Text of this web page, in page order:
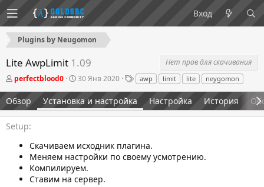
Вход
Plugins by Neugomon
Lite AwpLimit 1.09
Нет прав для скачивания
А
т
о
р
perfectblood0
Д
а
с
д
н
и
я
30 Янв 2020
Т
е
и
awp limit lite neygomon
Обзор Установка и настройка Настройка История
Setup
Скачиваем исходник плагина.
Меняем настройки по своему усмотрению.
Компилируем.
Ставим на сервер.